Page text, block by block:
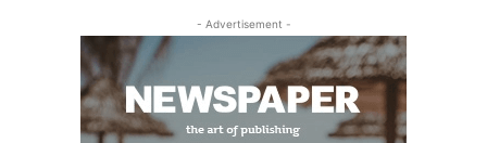
- Advertisement -